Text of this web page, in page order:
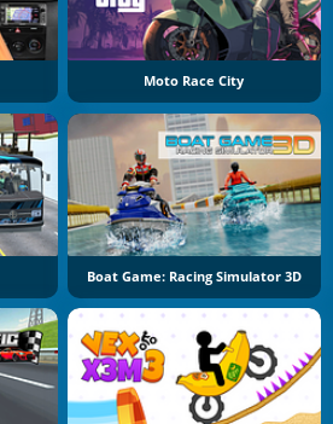
Moto Race City
Boat Game: Racing Simulator 3D